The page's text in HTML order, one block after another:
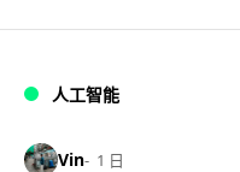
人工智能
Vin 1 日